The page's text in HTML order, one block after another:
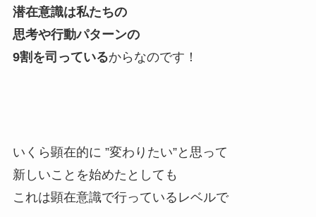
潜在意識は私たちの
思考や行動パターンの
9割を司っているからなのです！
いくら顕在的に ”変わりたい”と思って
新しいことを始めたとしても
これは顕在意識で行っているレベルで